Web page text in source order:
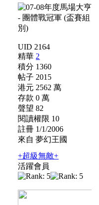
UID 2164
精華 2
積分 1360
帖子 2015
港元 2562 萬
存款 0 萬
聲望 82
閱讀權限 10
註冊 1/1/2006
來自 夢幻王國
+超級無敵+
活躍會員